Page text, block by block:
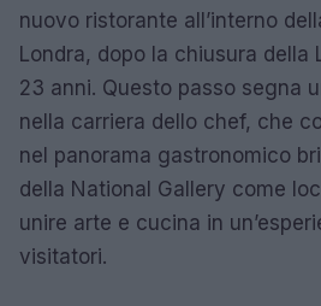
nuovo ristorante all’interno
Londra, dopo la chiusura della
23 anni. Questo passo segna
nella carriera dello chef, che
nel panorama gastronomico
della National Gallery come
unire arte e cucina in
visitatori.